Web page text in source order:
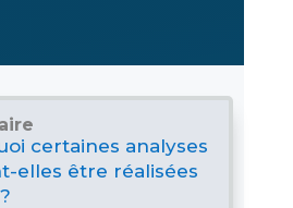
certaines analyses
elles être réalisées